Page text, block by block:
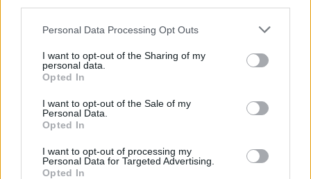
Please note that this website/app uses one or more Google
not limited to your visit or usage behaviour. You may click to
grant or deny consent to Google and its third-party tags to
use your data for below specified purposes in below Google
consent section.
Personal Data Processing Opt Outs
I want to opt-out of the Sharing of my
personal data.
Opted In
I want to opt-out of the Sale of my
Personal Data.
Opted In
I want to opt-out of processing my
Personal Data for Targeted Advertising.
Opted In
Please login to comment
COMMENTS
Oldest